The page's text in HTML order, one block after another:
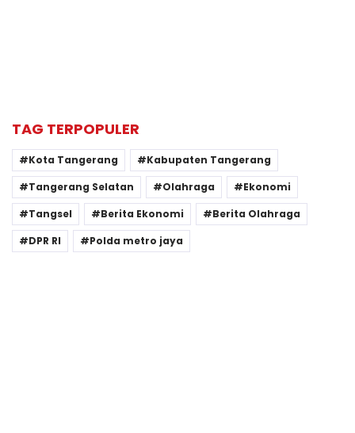
TAG TERPOPULER
Kota Tangerang
Kabupaten Tangerang
Tangerang Selatan
Olahraga
Ekonomi
Tangsel
Berita Ekonomi
Berita Olahraga
DPR RI
Polda metro jaya